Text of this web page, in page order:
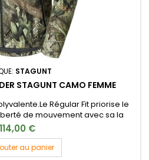
STAGUNT
STAGUNT CAMO FEMME
Régular Fit priorise le
de mouvement avec sa la
: Capuche fixe réglable / 1
reposes-main / Ajustement bas
: Grande poche carnier
114,00 €
au panier